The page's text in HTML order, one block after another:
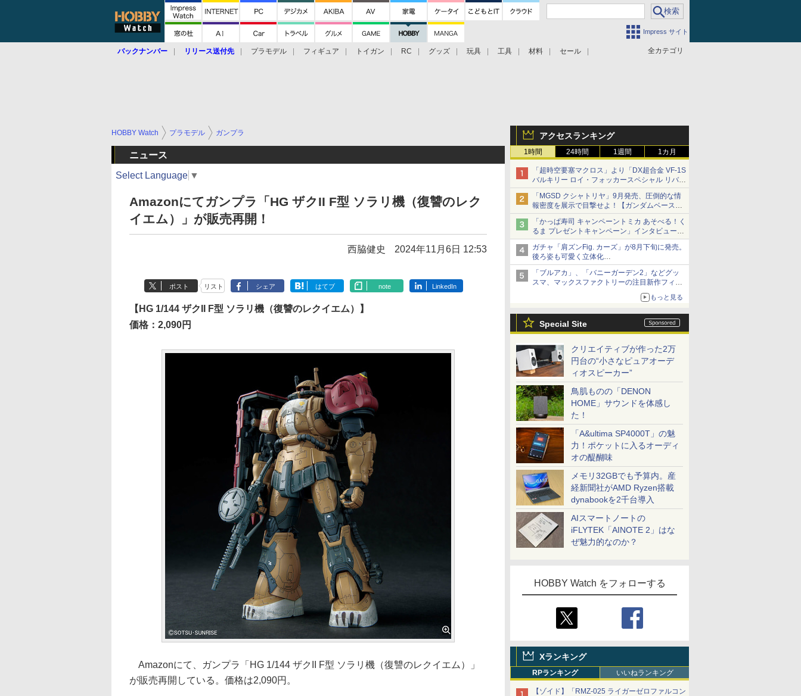
Impress サイト
全カテゴリ
バックナンバー リリース送付先 プラモデル フィギュア トイガン RC グッズ 玩具 工具 材料 セール
アクセスランキング
1時間 24時間 1週間 1カ月
「超時空要塞マクロス」より「DX超合金 VF-1S
バルキリー ロイ・フォッカースペシャル リバイ
バルVer.」本日発売！
「MGSD クシャトリヤ」9月発売、圧倒的な情
報密度を展示で目撃せよ！【ガンダムベース撮
り下ろし】
「かっぱ寿司 キャンペーントミカ あそべる！く
るま プレゼントキャンペーン」インタビュー
子どもが楽しめるかっぱ寿司ならではの体験と
コラボの楽しさを追求
ガチャ「肩ズンFig. カーズ」が8月下旬に発売。
後ろ姿も可愛く立体化
ライトニング・マックィーンやメーターなど4
種がラインナップ
「ブルアカ」、「バニーガーデン2」などグッ
スマ、マックスファクトリーの注目新作フィギ
ュアが展示【ホビーメーカー合同展示会】
もっと見る
Special Site
クリエイティブが作った2万
円台の“小さなピュアオーデ
ィオスピーカー”
鳥肌ものの「DENON
HOME」サウンドを体感し
た！
「A&ultima SP4000T」の魅
力！ポケットに入るオーディ
オの醍醐味
メモリ32GBでも予算内。産
経新聞社がAMD Ryzen搭載
dynabookを2千台導入
AIスマートノートの
iFLYTEK「AINOTE 2」はな
ぜ魅力的なのか？
HOBBY Watch をフォローする
Xランキング
RPランキング いいねランキング
【ゾイド】「RMZ-025 ライガーゼロファルコン
HOBBY Watch プラモデル ガンプラ
ニュース
Select Language ▼
Amazonにてガンプラ「HG ザクII F型 ソラリ機（復讐のレク
イエム）」が販売再開！
西脇健史 2024年11月6日 12:53
ポスト リスト シェア はてブ note LinkedIn
【HG 1/144 ザクII F型 ソラリ機（復讐のレクイエム）】
価格：2,090円
Amazonにて、ガンプラ「HG 1/144 ザクII F型 ソラリ機（復讐のレクイエム）」
が販売再開している。価格は2,090円。